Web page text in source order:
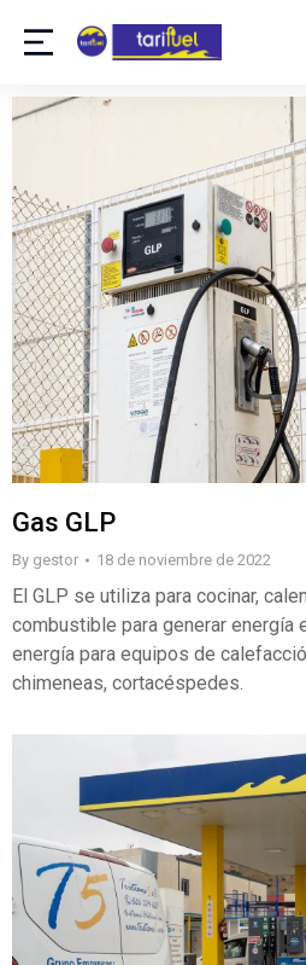
Gas GLP
By gestor 18 de noviembre de 2022
El GLP se utiliza para cocinar,
combustible para generar energía
energía para equipos de
chimeneas, cortacéspedes.